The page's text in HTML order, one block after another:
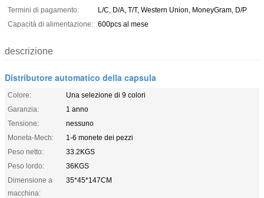
Termini di pagamento:
L/C, D/A, T/T, Western Union, MoneyGram, D/P
Capacità di alimentazione: 600pcs al mese
descrizione
Distributore automatico della capsula
Colore:
Una selezione di 9 colori
Garanzia:
1 anno
Tensione:
nessuno
Moneta-Mech:
1-6 monete dei pezzi
Peso netto:
33.2KGS
Peso lordo:
36KGS
Dimensione a
macchina:
35*45*147CM